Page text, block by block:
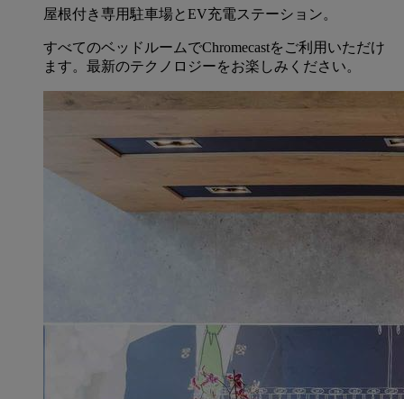
屋根付き専用駐車場とEV充電ステーション。
すべてのベッドルームでChromecastをご利用いただけ
ます。最新のテクノロジーをお楽しみください。